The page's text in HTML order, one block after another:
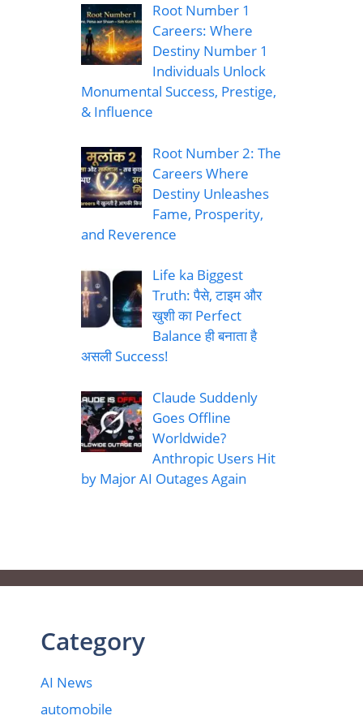
Root Number 1
Careers: Where
Destiny Number 1
Individuals Unlock
Monumental Success, Prestige,
& Influence
Root Number 2: The
Careers Where
Destiny Unleashes
Fame, Prosperity,
and Reverence
Life ka Biggest
Truth: पैसे, टाइम और
खुशी का Perfect
Balance ही बनाता है
असली Success!
Claude Suddenly
Goes Offline
Worldwide?
Anthropic Users Hit
by Major AI Outages Again
Category
AI News
automobile